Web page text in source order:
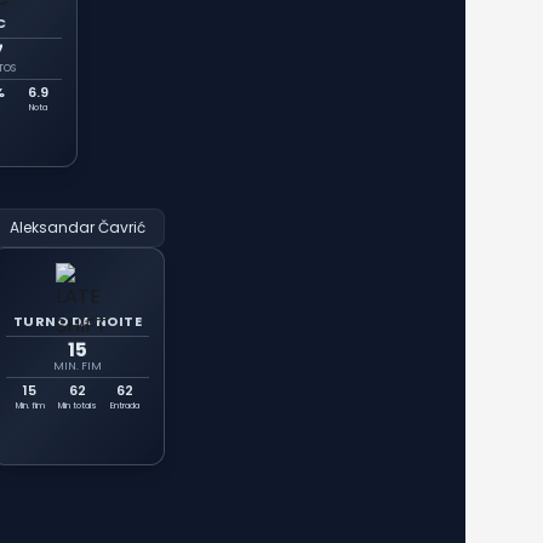
6.9
Nota
Aleksandar Čavrić
TURNO DA NOITE
15
MIN. FIM
15
Min. fim
62
Min totais
62
Entrada